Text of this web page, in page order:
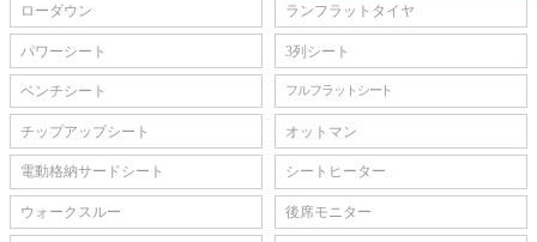
ローダウン ランフラットタイヤ
パワーシート 3列シート
ベンチシート フルフラットシート
チップアップシート オットマン
電動格納サードシート シートヒーター
ウォークスルー 後席モニター